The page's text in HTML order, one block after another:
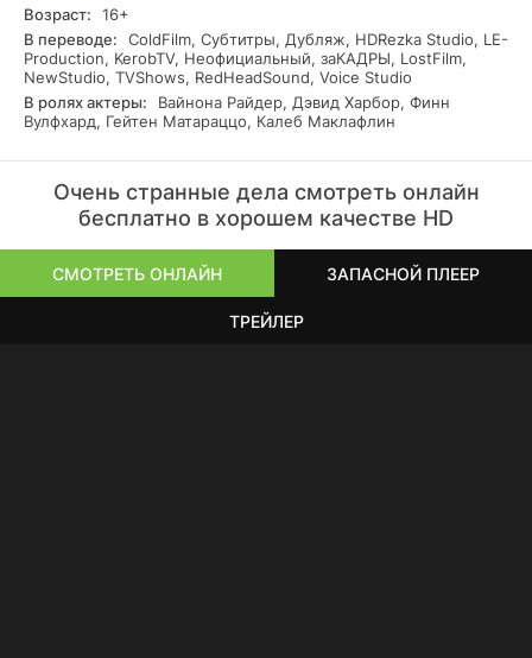
Возраст:
16+
В переводе:
ColdFilm, Субтитры, Дубляж, HDRezka Studio, LE-
Production, KerobTV, Неофициальный, заКАДРЫ, LostFilm,
NewStudio, TVShows, RedHeadSound, Voice Studio
В ролях актеры:
Вайнона Райдер, Дэвид Харбор, Финн
Вулфхард, Гейтен Матараццо, Калеб Маклафлин
Очень странные дела смотреть онлайн
бесплатно в хорошем качестве HD
СМОТРЕТЬ ОНЛАЙН ЗАПАСНОЙ ПЛЕЕР
ТРЕЙЛЕР